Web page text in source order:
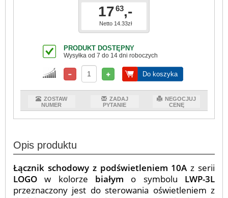
1763,-
Netto 14.33zł
PRODUKT DOSTĘPNY
Wysyłka od 7 do 14 dni roboczych
Do koszyka
ZOSTAW
NUMER
ZADAJ
PYTANIE
NEGOCJUJ
CENĘ
Opis produktu
Łącznik schodowy z podświetleniem 10A z serii
LOGO w kolorze białym o symbolu LWP-3L
przeznaczony jest do sterowania oświetleniem z